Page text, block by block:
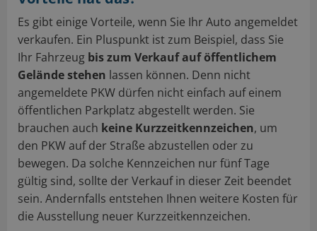
Es gibt einige Vorteile, wenn Sie Ihr Auto angemeldet
verkaufen. Ein Pluspunkt ist zum Beispiel, dass Sie
Ihr Fahrzeug bis zum Verkauf auf öffentlichem
Gelände stehen lassen können. Denn nicht
angemeldete PKW dürfen nicht einfach auf einem
öffentlichen Parkplatz abgestellt werden. Sie
brauchen auch keine Kurzzeitkennzeichen, um
den PKW auf der Straße abzustellen oder zu
bewegen. Da solche Kennzeichen nur fünf Tage
gültig sind, sollte der Verkauf in dieser Zeit beendet
sein. Andernfalls entstehen Ihnen weitere Kosten für
die Ausstellung neuer Kurzzeitkennzeichen.